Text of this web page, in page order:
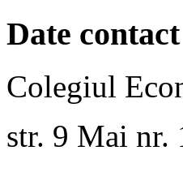
Date contact
Colegiul
str. 9 Mai nr.